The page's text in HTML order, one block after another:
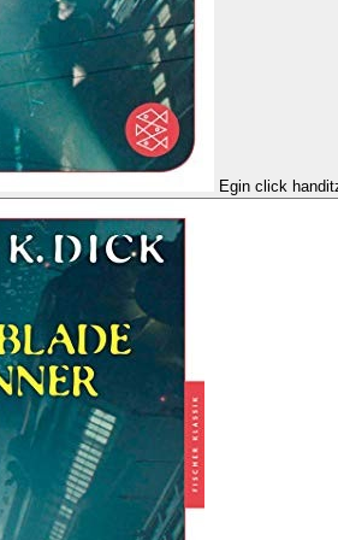
Egin click